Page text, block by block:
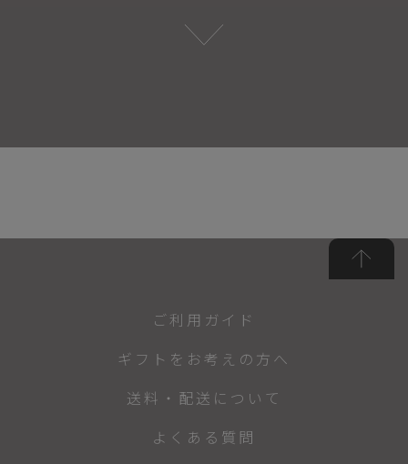
ご利用ガイド
ギフトをお考えの方へ
送料・配送について
よくある質問